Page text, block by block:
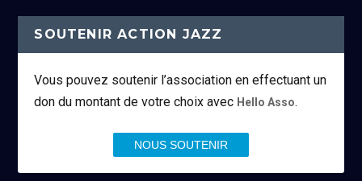
SOUTENIR ACTION JAZZ
Vous pouvez soutenir l’association en effectuant un
don du montant de votre choix avec Hello Asso.
NOUS SOUTENIR